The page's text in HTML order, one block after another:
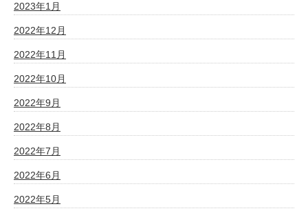
2023年1月
2022年12月
2022年11月
2022年10月
2022年9月
2022年8月
2022年7月
2022年6月
2022年5月